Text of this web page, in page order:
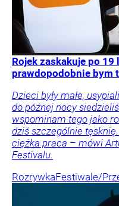
Rojek zaskakuje po 19
prawdopodobnie bym
Dzieci były małe,
do późnej nocy
wspominam tego jako
dziś szczególnie
ciężka praca – mówi
Festivalu.
RozrywkaFestiwale/